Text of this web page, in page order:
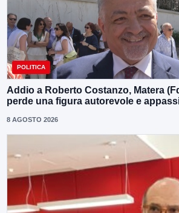
POLITICA
Addio a Roberto Costanzo, Matera
perde una figura autorevole e
8 AGOSTO 2026